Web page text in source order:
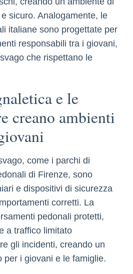
sicuro. Analogamente, le
italiane sono progettate per
responsabili tra i giovani,
che rispettano le
e le
creano ambienti
come i parchi di
di Firenze, sono
e dispositivi di sicurezza
corretti. La
pedonali protetti,
a traffico limitato
gli incidenti, creando un
per i giovani e le famiglie.